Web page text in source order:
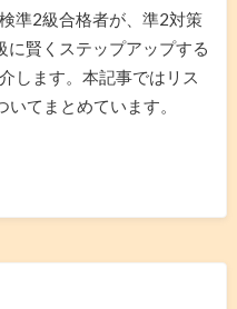
準2級合格者が、準2対策
賢くステップアップする
します。本記事ではリス
てまとめています。